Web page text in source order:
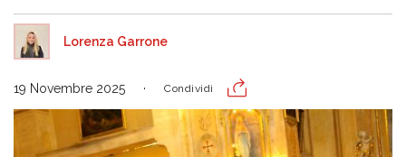
Lorenza Garrone
19 Novembre 2025 Condividi